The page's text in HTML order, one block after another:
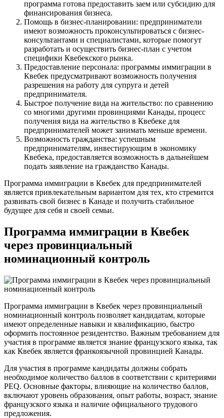
программа готова предоставить заем или субсидию для
финансирования бизнеса.
Помощь в бизнес-планировании: предприниматели
имеют возможность проконсультироваться с бизнес-
консультантами и специалистами, которые помогут
разработать и осуществить бизнес-план с учетом
специфики Квебекского рынка.
Предоставление персонала: программы иммиграции в
Квебек предусматривают возможность получения
разрешения на работу для супруга и детей
предпринимателя.
Быстрое получение вида на жительство: по сравнению
со многими другими провинциями Канады, процесс
получения вида на жительство в Квебеке для
предпринимателей может занимать меньше времени.
Возможность гражданства: успешным
предпринимателям, инвестирующим в экономику
Квебека, предоставляется возможность в дальнейшем
подать заявление на гражданство Канады.
Программа иммиграции в Квебек для предпринимателей
является привлекательным вариантом для тех, кто стремится
развивать свой бизнес в Канаде и получить стабильное
будущее для себя и своей семьи.
Программа иммиграции в Квебек
через провинциальный
номинационный контроль
Программа иммиграции в Квебек через провинциальный
номинационный контроль позволяет кандидатам, которые
имеют определенные навыки и квалификацию, быстро
оформить постоянное резидентство. Важным требованием для
участия в программе является знание французского языка, так
как Квебек является франкоязычной провинцией Канады.
Для участия в программе кандидаты должны собрать
необходимое количество баллов в соответствии с критериями
PEQ. Основные факторы, влияющие на количество баллов,
включают уровень образования, опыт работы, возраст, знание
французского языка и наличие официального трудового
предложения.